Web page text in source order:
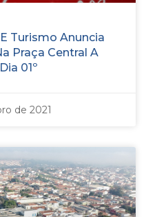
Turismo Anuncia
Praça Central A
01º
de 2021